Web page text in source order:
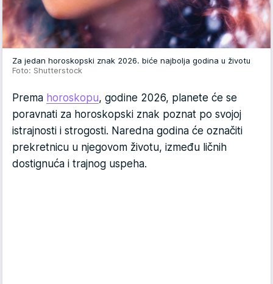
Za jedan horoskopski znak 2026. biće najbolja godina u životu
Foto: Shutterstock
Prema horoskopu, godine 2026, planete će se
poravnati za horoskopski znak poznat po svojoj
istrajnosti i strogosti. Naredna godina će označiti
prekretnicu u njegovom životu, između ličnih
dostignuća i trajnog uspeha.